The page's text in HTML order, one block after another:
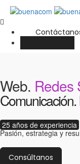
Web. Redes
Comunicación.
25 años de experiencia
Pasión, estrategia y
Consúltanos